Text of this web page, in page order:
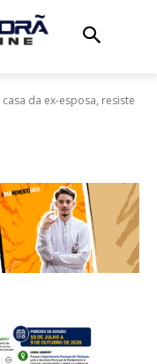
da ex-esposa, resiste